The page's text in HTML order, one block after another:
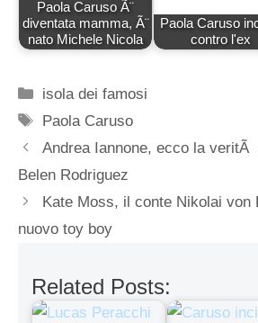
Paola Caruso Ã¨
diventata mamma, Ã¨
nato Michele Nicola
Paola Caruso
contro l'ex
Categorie
isola dei famosi
Tag
Paola Caruso
Andrea Iannone, ecco la veritÃ
Belen Rodriguez
Kate Moss, il conte Nikolai von
nuovo toy boy
Related Posts: